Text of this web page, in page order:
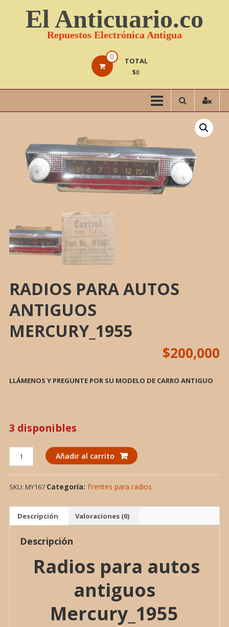
El Anticuario.co
Repuestos Electrónica Antigua
0 TOTAL
$0
RADIOS PARA AUTOS
ANTIGUOS
MERCURY_1955
$200,000
LLÁMENOS Y PREGUNTE POR SU MODELO DE CARRO ANTIGUO
3 disponibles
RADIOS
PARA
AUTOS
ANTIGUOS
Añadir al carrito
SKU: MY167 Categoría: Frentes para radios
Descripción Valoraciones (0)
Descripción
Radios para autos
antiguos
Mercury_1955